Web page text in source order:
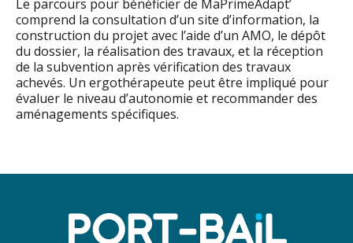
Le parcours pour bénéficier de MaPrimeAdapt’
comprend la consultation d’un site d’information, la
construction du projet avec l’aide d’un AMO, le dépôt
du dossier, la réalisation des travaux, et la réception
de la subvention après vérification des travaux
achevés. Un ergothérapeute peut être impliqué pour
évaluer le niveau d’autonomie et recommander des
aménagements spécifiques.